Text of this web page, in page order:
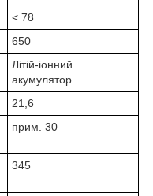
< 78
650
Літій-іонний
акумулятор
21,6
прим. 30
345